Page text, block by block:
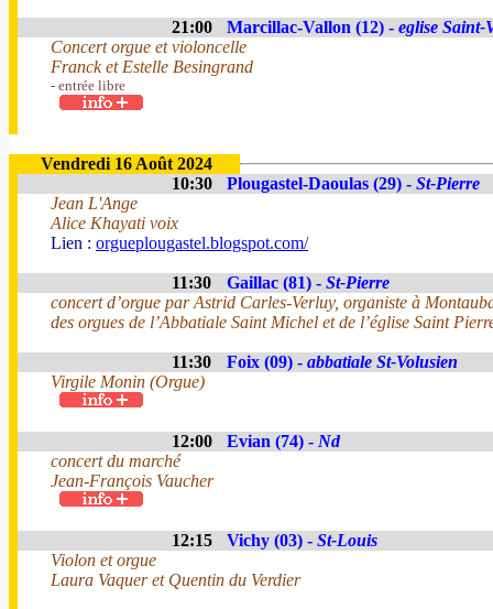
21:00 Marcillac-Vallon (12) - eglise Saint-
Concert orgue et violoncelle
Franck et Estelle Besingrand
- entrée libre
Vendredi 16 Août 2024
10:30
Plougastel-Daoulas (29) - St-Pierre
Jean L'Ange
Alice Khayati voix
Lien : orgueplougastel.blogspot.com/
11:30 Gaillac (81) - St-Pierre
concert d’orgue par Astrid Carles-Verluy, organiste à
des orgues de l’Abbatiale Saint Michel et de l’église Saint
11:30 Foix (09) - abbatiale St-Volusien
Virgile Monin (Orgue)
12:00 Evian (74) - Nd
concert du marché
Jean-François Vaucher
12:15 Vichy (03) - St-Louis
Violon et orgue
Laura Vaquer et Quentin du Verdier